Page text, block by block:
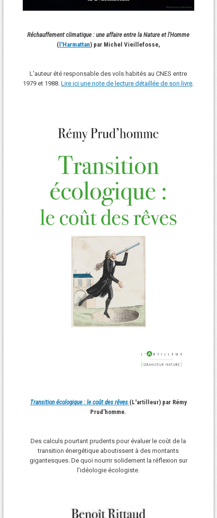
Réchauffement climatique : une affaire entre la Nature et l'Homme
(l'Harmattan) par Michel Vieillefosse,
L'auteur été responsable des vols habités au CNES entre
1979 et 1988.Lire ici une note de lecture détaillée de son livre.
Transition écologique : le coût des rêves (L'artilleur) par Rémy
Prud’homme.
Des calculs pourtant prudents pour évaluer le coût de la
transition énergétique aboutissent à des montants
gigantesques. De quoi nourrir solidement la réflexion sur
l’idéologie écologiste.